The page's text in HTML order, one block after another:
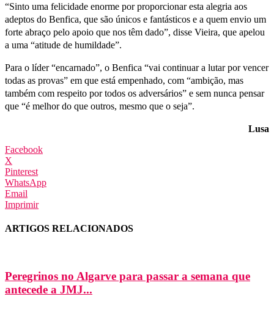
“Sinto uma felicidade enorme por proporcionar esta alegria aos
adeptos do Benfica, que são únicos e fantásticos e a quem envio um
forte abraço pelo apoio que nos têm dado”, disse Vieira, que apelou
a uma “atitude de humildade”.
Para o líder “encarnado”, o Benfica “vai continuar a lutar por vencer
todas as provas” em que está empenhado, com “ambição, mas
também com respeito por todos os adversários” e sem nunca pensar
que “é melhor do que outros, mesmo que o seja”.
Lusa
Facebook
X
Pinterest
WhatsApp
Email
Imprimir
ARTIGOS RELACIONADOS
Peregrinos no Algarve para passar a semana que
antecede a JMJ...